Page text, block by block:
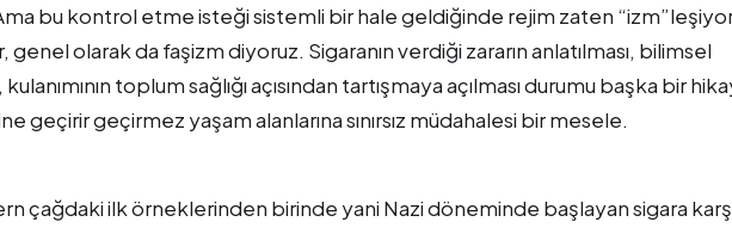
bu kontrol etme isteği sistemli bir hale geldiğinde rejim zaten
olarak da faşizm diyoruz. Sigaranın verdiği zararın anlatılması, bilimsel
toplum sağlığı açısından tartışmaya açılması durumu başka bir
geçirir geçirmez yaşam alanlarına sınırsız müdahalesi bir mesele.
çağdaki ilk örneklerinden birinde yani Nazi döneminde başlayan sigara